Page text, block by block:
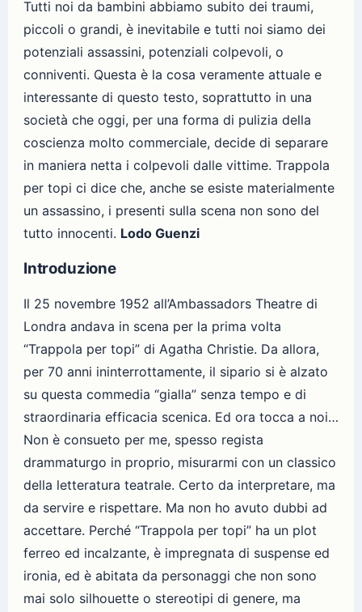
Tutti noi da bambini abbiamo subito dei traumi,
piccoli o grandi, è inevitabile e tutti noi siamo dei
potenziali assassini, potenziali colpevoli, o
conniventi. Questa è la cosa veramente attuale e
interessante di questo testo, soprattutto in una
società che oggi, per una forma di pulizia della
coscienza molto commerciale, decide di separare
in maniera netta i colpevoli dalle vittime. Trappola
per topi ci dice che, anche se esiste materialmente
un assassino, i presenti sulla scena non sono del
tutto innocenti. Lodo Guenzi
Introduzione
Il 25 novembre 1952 all’Ambassadors Theatre di
Londra andava in scena per la prima volta
“Trappola per topi” di Agatha Christie. Da allora,
per 70 anni ininterrottamente, il sipario si è alzato
su questa commedia “gialla” senza tempo e di
straordinaria efficacia scenica. Ed ora tocca a noi…
Non è consueto per me, spesso regista
drammaturgo in proprio, misurarmi con un classico
della letteratura teatrale. Certo da interpretare, ma
da servire e rispettare. Ma non ho avuto dubbi ad
accettare. Perché “Trappola per topi” ha un plot
ferreo ed incalzante, è impregnata di suspense ed
ironia, ed è abitata da personaggi che non sono
mai solo silhouette o stereotipi di genere, ma